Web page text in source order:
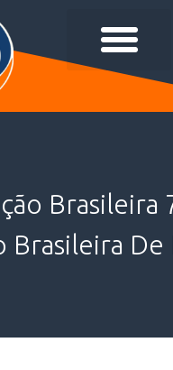
Brasileira
Brasileira De